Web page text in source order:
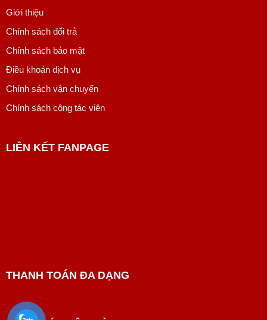
Giới thiệu
Chính sách đổi trả
Chính sách bảo mật
Điều khoản dịch vụ
Chính sách vận chuyển
Chính sách cộng tác viên
LIÊN KẾT FANPAGE
THANH TOÁN ĐA DẠNG